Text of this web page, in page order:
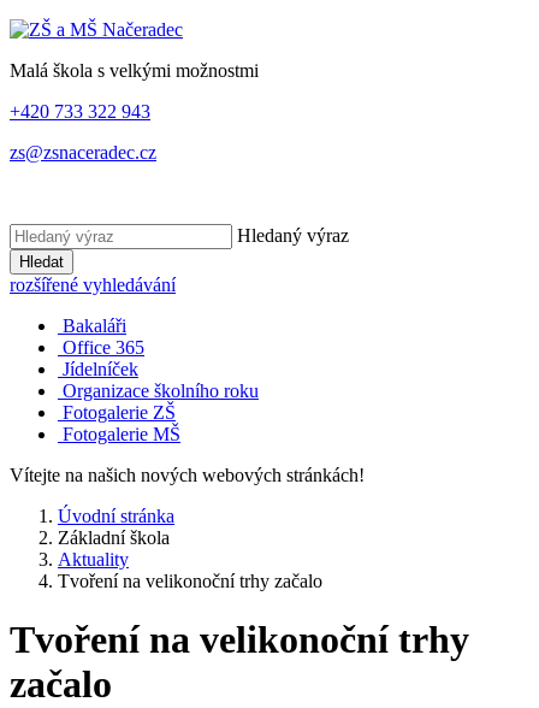
Malá škola s velkými možnostmi
+420 733 322 943
zs@zsnaceradec.cz
Hledaný výraz
Hledat
rozšířené vyhledávání
Bakaláři
Office 365
Jídelníček
Organizace školního roku
Fotogalerie ZŠ
Fotogalerie MŠ
Vítejte na našich nových webových stránkách!
Úvodní stránka
Základní škola
Aktuality
Tvoření na velikonoční trhy začalo
Tvoření na velikonoční trhy
začalo